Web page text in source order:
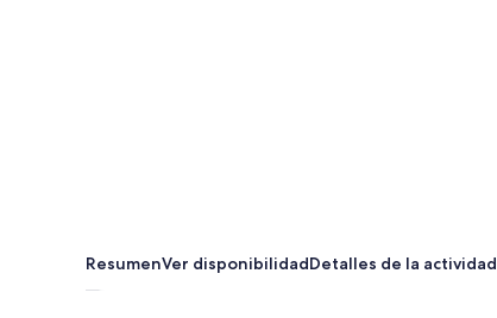
ResumenVer disponibilidadDetalles de la actividad